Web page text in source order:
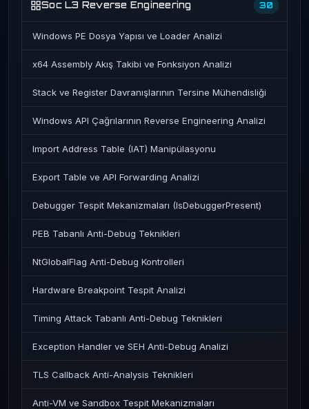
Soc L3 Reverse Engineering 30
Windows PE Dosya Yapısı ve Loader Analizi
x64 Assembly Akış Takibi ve Fonksiyon Analizi
Stack ve Register Davranışlarının Tersine Mühendisliği
Windows API Çağrılarının Reverse Engineering Analizi
Import Address Table (IAT) Manipülasyonu
Export Table ve API Forwarding Analizi
Debugger Tespit Mekanizmaları (IsDebuggerPresent)
PEB Tabanlı Anti-Debug Teknikleri
NtGlobalFlag Anti-Debug Kontrolleri
Hardware Breakpoint Tespit Analizi
Timing Attack Tabanlı Anti-Debug Teknikleri
Exception Handler ve SEH Anti-Debug Analizi
TLS Callback Anti-Analysis Teknikleri
Anti-VM ve Sandbox Tespit Mekanizmaları